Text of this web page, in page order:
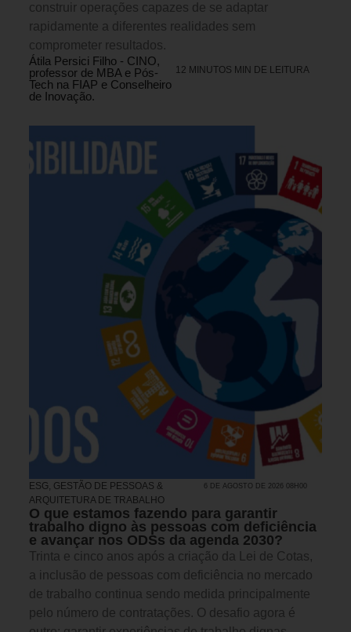
construir operações capazes de se adaptar
rapidamente a diferentes realidades sem
comprometer resultados.
Átila Persici Filho - CINO,
professor de MBA e Pós-
Tech na FIAP e Conselheiro
de Inovação.
12 MINUTOS MIN DE LEITURA
ESG, GESTÃO DE PESSOAS &
ARQUITETURA DE TRABALHO
6 DE AGOSTO DE 2026 08H00
O que estamos fazendo para garantir
trabalho digno às pessoas com deficiência
e avançar nos ODSs da agenda 2030?
Trinta e cinco anos após a criação da Lei de Cotas,
a inclusão de pessoas com deficiência no mercado
de trabalho continua sendo medida principalmente
pelo número de contratações. O desafio agora é